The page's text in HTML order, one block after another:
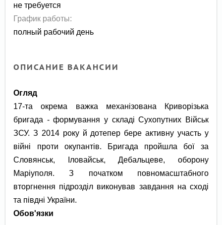
не требуется
График работы:
полный рабочий день
ОПИСАНИЕ ВАКАНСИИ
Огляд
17-та окрема важка механізована Криворізька
бригада - формування у складі Сухопутних Військ
ЗСУ. З 2014 року й дотепер бере активну участь у
війні проти окупантів. Бригада пройшла бої за
Словянськ, Іловайськ, Дебальцеве, оборону
Маріуполя. З початком повномасштабного
вторгнення підрозділ виконував завдання на сході
та півдні України.
Обов'язки